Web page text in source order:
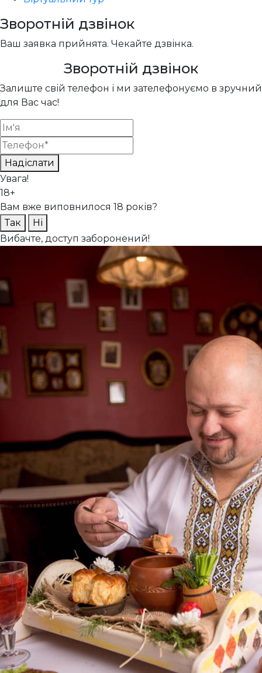
Зворотній дзвінок
Ваш заявка прийнята. Чекайте дзвінка.
Зворотній дзвінок
Залиште свій телефон і ми зателефонуємо в зручний
для Вас час!
Надіслати
Увага!
18+
Вам вже виповнилося 18 років?
Так
Ні
Вибачте, доступ заборонений!